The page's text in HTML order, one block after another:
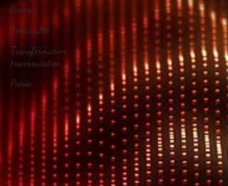
Energie
Spiritualité
Transformation,
transmutation
Poésie